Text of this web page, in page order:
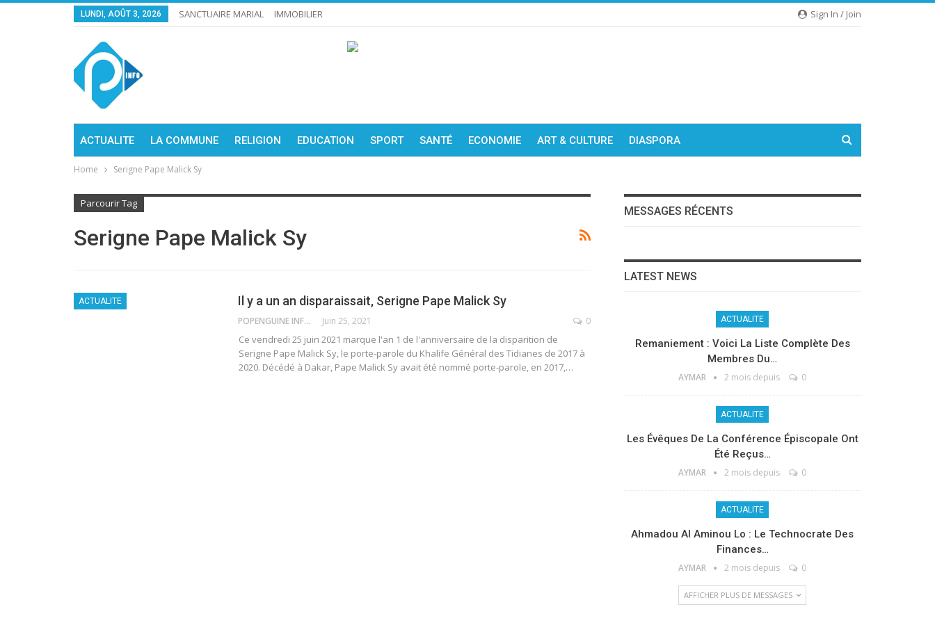
Sign In / Join
LUNDI, AOÛT 3, 2026 SANCTUAIRE MARIAL IMMOBILIER
ACTUALITE LA COMMUNE RELIGION EDUCATION SPORT SANTÉ ECONOMIE ART & CULTURE DIASPORA
Home Serigne Pape Malick Sy
Parcourir Tag
Serigne Pape Malick Sy
ACTUALITE Il y a un an disparaissait, Serigne Pape Malick Sy
POPENGUINE INFO Juin 25, 2021 0
Ce vendredi 25 juin 2021 marque l'an 1 de l'anniversaire de la disparition de
Serigne Pape Malick Sy, le porte-parole du Khalife Général des Tidianes de 2017 à
2020. Décédé à Dakar, Pape Malick Sy avait été nommé porte-parole, en 2017,…
MESSAGES RÉCENTS
LATEST NEWS
ACTUALITE
Remaniement : Voici La Liste Complète Des
Membres Du…
AYMAR 2 mois depuis 0
ACTUALITE
Les Évêques De La Conférence Épiscopale Ont
Été Reçus…
AYMAR 2 mois depuis 0
ACTUALITE
Ahmadou Al Aminou Lo : Le Technocrate Des
Finances…
AYMAR 2 mois depuis 0
AFFICHER PLUS DE MESSAGES